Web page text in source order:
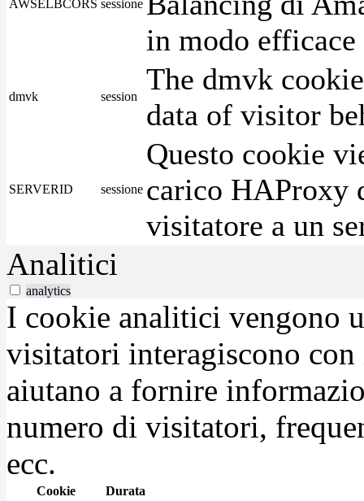
AWSELBCORS sessione
in modo
dmvk session
The dmvk
data of visitor
SERVERID sessione
Questo cookie
carico HAProxy
visitatore a un
Analitici
analytics
I cookie analitici vengono
visitatori interagiscono
aiutano a fornire
numero di visitatori,
ecc.
Cookie Durata